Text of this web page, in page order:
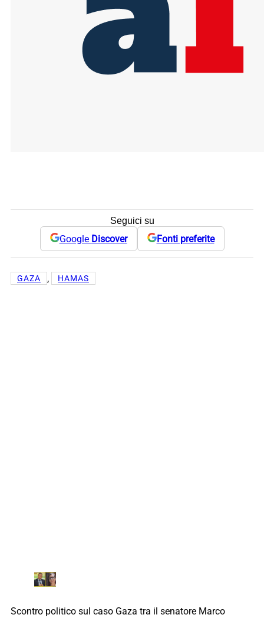
Seguici su
Google Discover Fonti preferite
GAZA , HAMAS
Scontro politico sul caso Gaza tra il senatore Marco